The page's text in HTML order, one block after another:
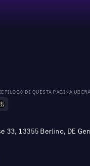
DI QUESTA PAGINA
33, 13355 Berlino, DE